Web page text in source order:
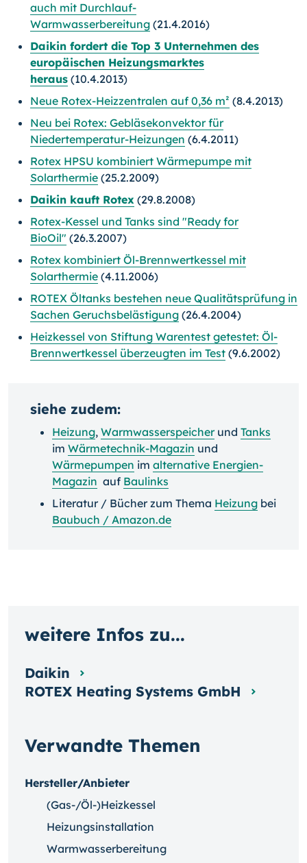
auch mit Durchlauf-
Warmwasserbereitung (21.4.2016)
Daikin fordert die Top 3 Unternehmen des
europäischen Heizungsmarktes
heraus (10.4.2013)
Neue Rotex-Heizzentralen auf 0,36 m² (8.4.2013)
Neu bei Rotex: Gebläsekonvektor für
Niedertemperatur-Heizungen (6.4.2011)
Rotex HPSU kombiniert Wärmepumpe mit
Solarthermie (25.2.2009)
Daikin kauft Rotex (29.8.2008)
Rotex-Kessel und Tanks sind "Ready for
BioOil" (26.3.2007)
Rotex kombiniert Öl-Brennwertkessel mit
Solarthermie (4.11.2006)
ROTEX Öltanks bestehen neue Qualitätsprüfung in
Sachen Geruchsbelästigung (26.4.2004)
Heizkessel von Stiftung Warentest getestet: Öl-
Brennwertkessel überzeugten im Test (9.6.2002)
siehe zudem:
Heizung, Warmwasserspeicherund Tanks
im Wärmetechnik-Magazin und
Wärmepumpen im alternative Energien-
Magazin auf Baulinks
Literatur / Bücher zum Thema Heizung bei
Baubuch / Amazon.de
Verwandte Themen
Hersteller/Anbieter
(Gas-/Öl-)Heizkessel
Heizungsinstallation
Warmwasserbereitung
weitere Infos zu...
Daikin
ROTEX Heating Systems GmbH